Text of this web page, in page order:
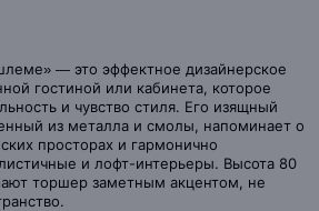
— это эффектное дизайнерское
гостиной или кабинетa, которое
и чувство стиля. Его изящный
из металла и смолы, напоминает о
просторах и гармонично
и лофт-интерьеры. Высота 80
торшер заметным акцентом, не